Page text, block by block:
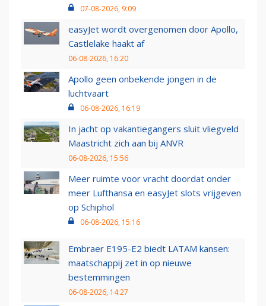
07-08-2026, 9:09
easyJet wordt overgenomen door Apollo,
Castlelake haakt af
06-08-2026, 16:20
Apollo geen onbekende jongen in de
luchtvaart
06-08-2026, 16:19
In jacht op vakantiegangers sluit vliegveld
Maastricht zich aan bij ANVR
06-08-2026, 15:56
Meer ruimte voor vracht doordat onder
meer Lufthansa en easyJet slots vrijgeven
op Schiphol
06-08-2026, 15:16
Embraer E195-E2 biedt LATAM kansen:
maatschappij zet in op nieuwe
bestemmingen
06-08-2026, 14:27